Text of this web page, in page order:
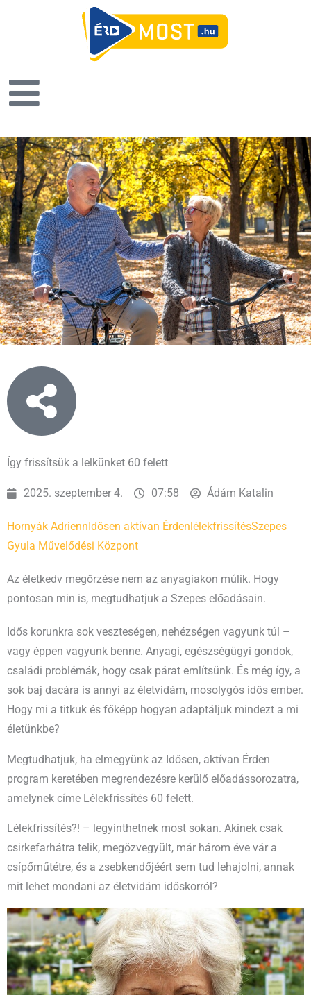
Így frissítsük a lelkünket 60 felett
2025. szeptember 4. 07:58 Ádám Katalin
Hornyák Adrienn Idősen aktívan Érden lélekfrissítésSzepes
Gyula Művelődési Központ
Az életkedv megőrzése nem az anyagiakon múlik. Hogy
pontosan min is, megtudhatjuk a Szepes előadásain.
Idős korunkra sok veszteségen, nehézségen vagyunk túl –
vagy éppen vagyunk benne. Anyagi, egészségügyi gondok,
családi problémák, hogy csak párat említsünk. És még így, a
sok baj dacára is annyi az életvidám, mosolygós idős ember.
Hogy mi a titkuk és főképp hogyan adaptáljuk mindezt a mi
életünkbe?
Megtudhatjuk, ha elmegyünk az Idősen, aktívan Érden
program keretében megrendezésre kerülő előadássorozatra,
amelynek címe Lélekfrissítés 60 felett.
Lélekfrissítés?! – legyinthetnek most sokan. Akinek csak
csirkefarhátra telik, megözvegyült, már három éve vár a
csípőműtétre, és a zsebkendőjéért sem tud lehajolni, annak
mit lehet mondani az életvidám időskorról?